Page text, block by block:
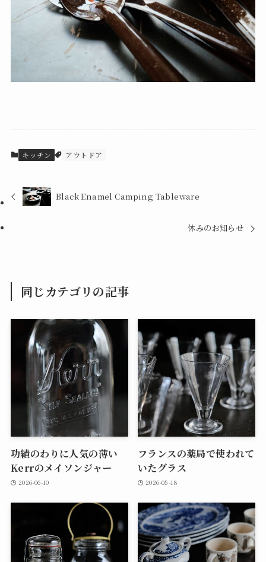
キッチン アウトドア
Black Enamel Camping Tableware
休みのお知らせ
同じカテゴリの記事
功績のわりに人気の薄い
Kerrのメイソンジャー
2026-06-10
フランスの薬局で使われて
いたグラス
2026-05-18